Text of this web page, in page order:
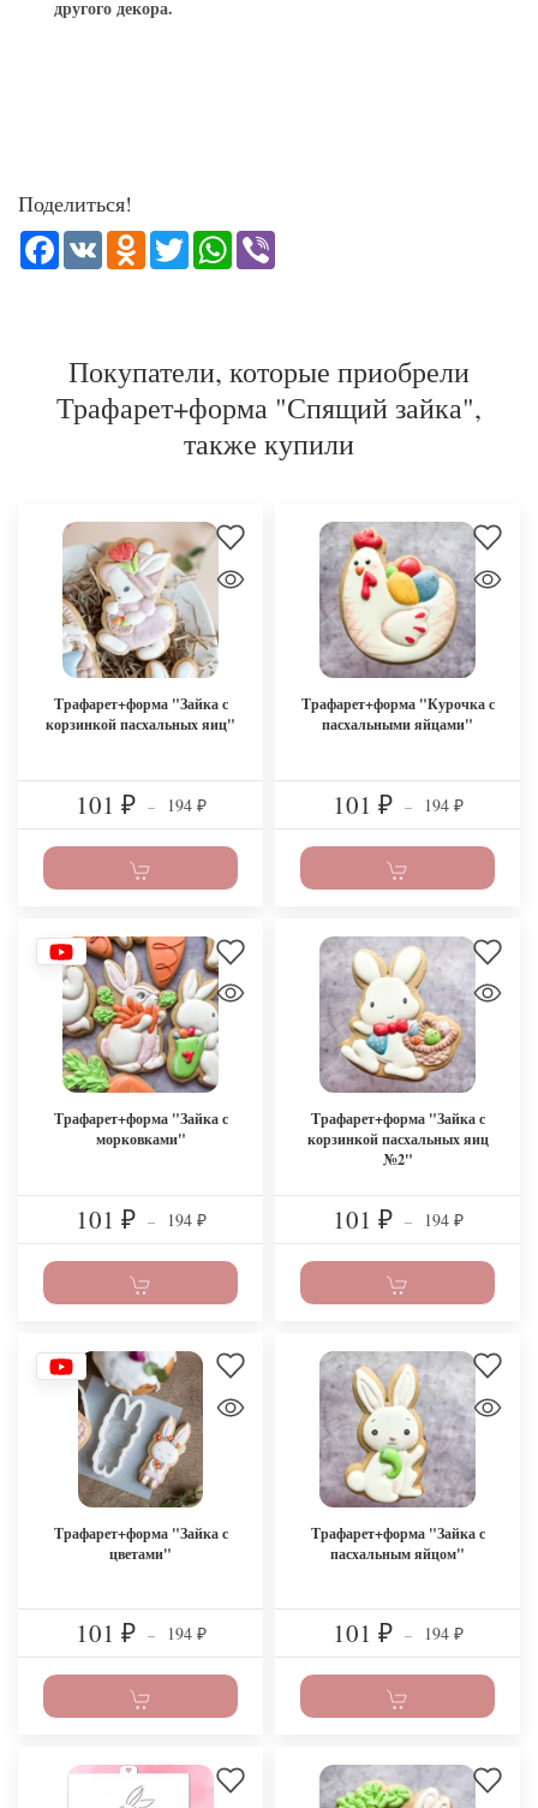
другого декора.
Поделиться!
Facebook
VK Odnoklassniki
TwitterWhatsApp
Покупатели, которые приобрели
Трафарет+форма "Спящий зайка",
также купили
Трафарет+форма "Зайка с
корзинкой пасхальных яиц"
101 ₽ – 194 ₽
Трафарет+форма "Курочка с
пасхальными яйцами"
101 ₽ – 194 ₽
Трафарет+форма "Зайка с
морковками"
101 ₽ – 194 ₽
Трафарет+форма "Зайка с
корзинкой пасхальных яиц
№2"
101 ₽ – 194 ₽
Трафарет+форма "Зайка с
цветами"
101 ₽ – 194 ₽
Трафарет+форма "Зайка с
пасхальным яйцом"
101 ₽ – 194 ₽